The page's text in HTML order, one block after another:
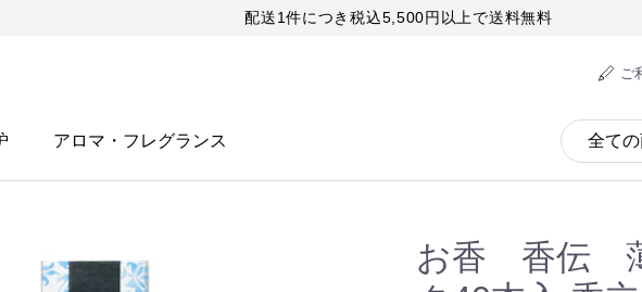
配送1件につき税込5,500円以上で送料無料
ご
アロマ・フレグランス
お香 香伝